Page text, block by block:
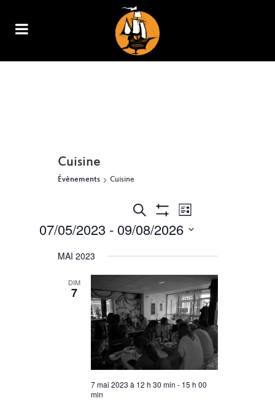
Cuisine
Évènements Cuisine
RECHERCHE
ET
NAVIGATION
DE
VUES
ÉVÈNEMENTS
Recherche
Filters
NAVIGATION
VUES
Liste
07/05/2023 - 09/08/2026
MAI 2023
DIM
7
7 mai 2023 à 12 h 30 min - 15 h 00
min